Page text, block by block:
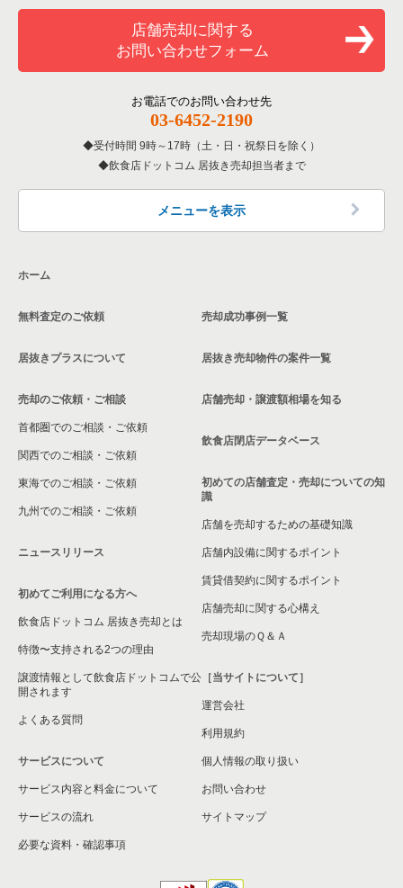
洋食の居抜き売却物件の案件一覧
その他の居抜き売却物件の案件一覧
川崎市幸区の飲食店の居抜き売却物件の案件一覧
厚木市の飲食店の居抜き売却物件の案件一覧
中郡の飲食店の居抜き売却物件の案件一覧
三浦郡の飲食店の居抜き売却物件の案件一覧
茅ヶ崎市の飲食店の居抜き売却物件の案件一覧
川崎市麻生区の飲食店の居抜き売却物件の案件一覧
相模原市中央区の飲食店の居抜き売却物件の案件一覧
横浜市保土ケ谷区の飲食店の居抜き売却物件の案件一覧
横浜市旭区の飲食店の居抜き売却物件の案件一覧
横浜市緑区の飲食店の居抜き売却物件の案件一覧
平塚市の飲食店の居抜き売却物件の案件一覧
横浜市港南区の飲食店の居抜き売却物件の案件一覧
横須賀市の飲食店の居抜き売却物件の案件一覧
三浦市の飲食店の居抜き売却物件の案件一覧
藤沢市の飲食店の居抜き売却物件の案件一覧
横浜市栄区の飲食店の居抜き売却物件の案件一覧
神奈川県のバーの居抜き売却物件の案件一覧
神奈川県の居酒屋・ダイニングバーの居抜き売却物件の案件一
神奈川県の専門料理の居抜き売却物件の案件一覧
神奈川県の和食の居抜き売却物件の案件一覧
神奈川県の洋食の居抜き売却物件の案件一覧
店舗売却に関する
お問い合わせフォーム
お電話でのお問い合わせ先
03-6452-2190
受付時間 9時～17時（土・日・祝祭日を除く）
飲食店ドットコム 居抜き売却担当者まで
メニューを表示
ホーム
無料査定のご依頼
居抜きプラスについて
売却のご依頼・ご相談
首都圏でのご相談・ご依頼
関西でのご相談・ご依頼
東海でのご相談・ご依頼
九州でのご相談・ご依頼
ニュースリリース
初めてご利用になる方へ
飲食店ドットコム 居抜き売却とは
特徴〜支持される2つの理由
譲渡情報として飲食店ドットコムで公
開されます
よくある質問
サービスについて
サービス内容と料金について
サービスの流れ
必要な資料・確認事項
売却成功事例一覧
居抜き売却物件の案件一覧
店舗売却・譲渡額相場を知る
飲食店閉店データベース
初めての店舗査定・売却についての知
識
店舗を売却するための基礎知識
店舗内設備に関するポイント
賃貸借契約に関するポイント
店舗売却に関する心構え
売却現場のＱ＆Ａ
［当サイトについて］
運営会社
利用規約
個人情報の取り扱い
お問い合わせ
サイトマップ